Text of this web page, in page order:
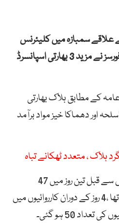
سمبازہ میں کلیئرنس
آپریشن کے دوران سکیورٹی فورسز نے مزید 3 بھارتی اسپانسرڈ
کے مطابق ہلاک بھارتی
اور دھماکا خیز مواد برآمد
آئی ایس پی آر نے بتایا کہ اس سے قبل تین روز میں 47
خارجیوں کو ہلاک کر دیا گیا تھا ،4 روز کے دوران کارروائیوں میں
50 ہو گئی۔